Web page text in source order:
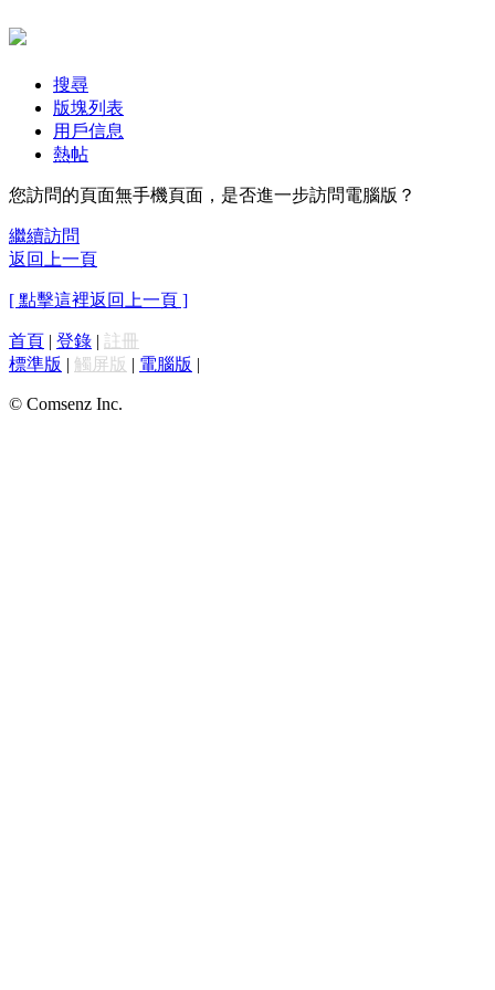
搜尋
版塊列表
用戶信息
熱帖
您訪問的頁面無手機頁面，是否進一步訪問電腦版？
繼續訪問
返回上一頁
[ 點擊這裡返回上一頁 ]
首頁 | 登錄 | 註冊
標準版 | 觸屏版 | 電腦版 |
© Comsenz Inc.